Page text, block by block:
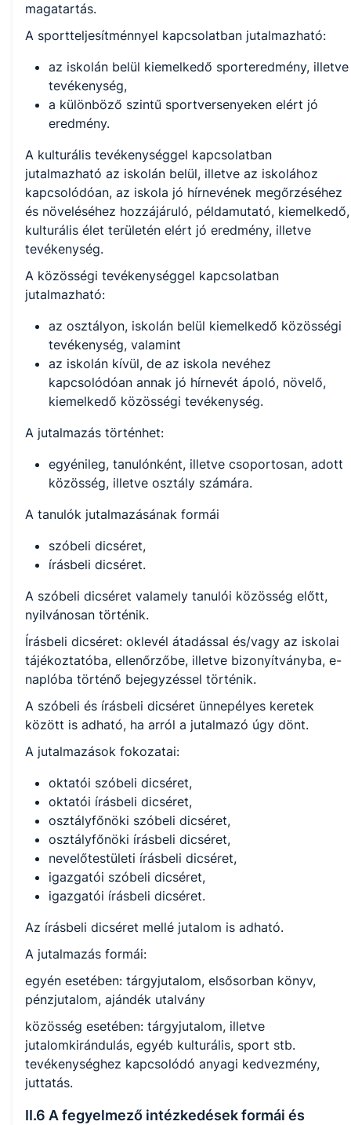
magatartás.
A sportteljesítménnyel kapcsolatban jutalmazható:
az iskolán belül kiemelkedő sporteredmény, illetve
tevékenység,
a különböző szintű sportversenyeken elért jó
eredmény.
A kulturális tevékenységgel kapcsolatban
jutalmazható az iskolán belül, illetve az iskolához
kapcsolódóan, az iskola jó hírnevének megőrzéséhez
és növeléséhez hozzájáruló, példamutató, kiemelkedő,
kulturális élet területén elért jó eredmény, illetve
tevékenység.
A közösségi tevékenységgel kapcsolatban
jutalmazható:
az osztályon, iskolán belül kiemelkedő közösségi
tevékenység, valamint
az iskolán kívül, de az iskola nevéhez
kapcsolódóan annak jó hírnevét ápoló, növelő,
kiemelkedő közösségi tevékenység.
A jutalmazás történhet:
egyénileg, tanulónként, illetve csoportosan, adott
közösség, illetve osztály számára.
A tanulók jutalmazásának formái
szóbeli dicséret,
írásbeli dicséret.
A szóbeli dicséret valamely tanulói közösség előtt,
nyilvánosan történik.
Írásbeli dicséret: oklevél átadással és/vagy az iskolai
tájékoztatóba, ellenőrzőbe, illetve bizonyítványba, e-
naplóba történő bejegyzéssel történik.
A szóbeli és írásbeli dicséret ünnepélyes keretek
között is adható, ha arról a jutalmazó úgy dönt.
A jutalmazások fokozatai:
oktatói szóbeli dicséret,
oktatói írásbeli dicséret,
osztályfőnöki szóbeli dicséret,
osztályfőnöki írásbeli dicséret,
nevelőtestületi írásbeli dicséret,
igazgatói szóbeli dicséret,
igazgatói írásbeli dicséret.
Az írásbeli dicséret mellé jutalom is adható.
A jutalmazás formái:
egyén esetében: tárgyjutalom, elsősorban könyv,
pénzjutalom, ajándék utalvány
közösség esetében: tárgyjutalom, illetve
jutalomkirándulás, egyéb kulturális, sport stb.
tevékenységhez kapcsolódó anyagi kedvezmény,
juttatás.
II.6 A fegyelmező intézkedések formái és